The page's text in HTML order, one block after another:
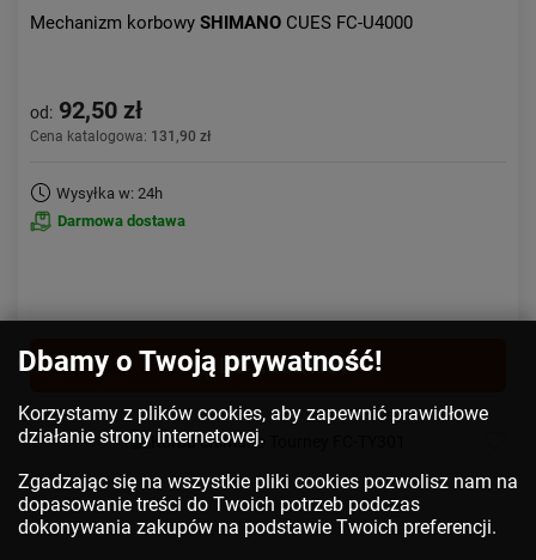
Mechanizm korbowy SHIMANO CUES FC-U4000
od: 92,50 zł
Cena katalogowa: 131,90 zł
Wysyłka w: 24h
Darmowa dostawa
DO KOSZYKA
Dbamy o Twoją prywatność!
Korzystamy z plików cookies, aby zapewnić prawidłowe
działanie strony internetowej.
Zgadzając się na wszystkie pliki cookies pozwolisz nam na
dopasowanie treści do Twoich potrzeb podczas
dokonywania zakupów na podstawie Twoich preferencji.